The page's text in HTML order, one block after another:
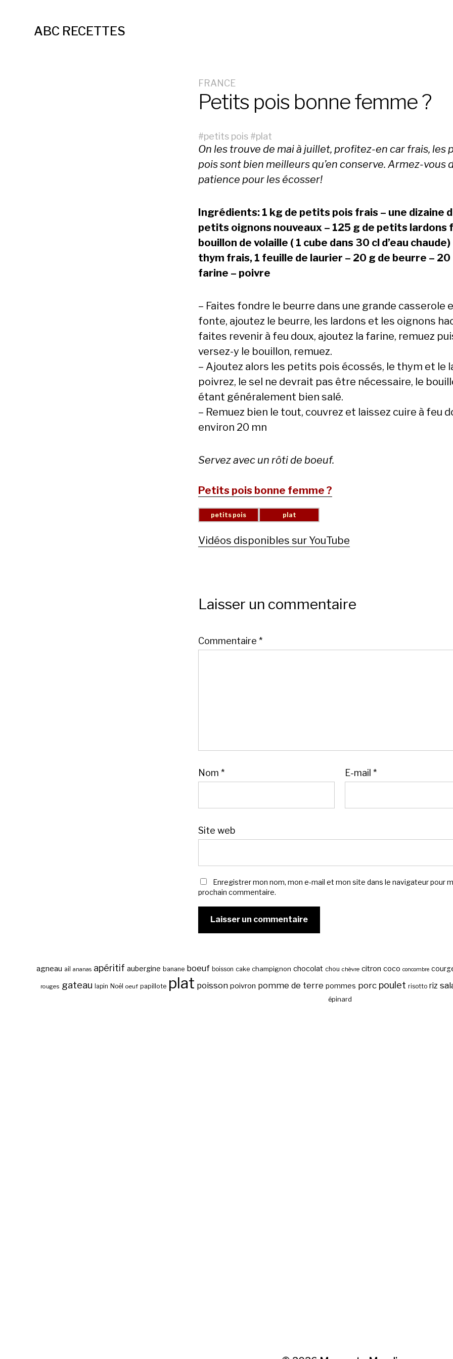
ABC RECETTES
FRANCE
Petits pois bonne femme ?
#petits pois #plat
On les trouve de mai à juillet, profitez-en car frais, les
pois sont bien meilleurs qu’en conserve. Armez-vous
patience pour les écosser!
Ingrédients: 1 kg de petits pois frais – une dizaine
petits oignons nouveaux – 125 g de petits lardons
bouillon de volaille ( 1 cube dans 30 cl d’eau chaude)
thym frais, 1 feuille de laurier – 20 g de beurre – 20
farine – poivre
– Faites fondre le beurre dans une grande casserole
fonte, ajoutez le beurre, les lardons et les oignons
faites revenir à feu doux, ajoutez la farine, remuez
versez-y le bouillon, remuez.
– Ajoutez alors les petits pois écossés, le thym et le
poivrez, le sel ne devrait pas être nécessaire, le
étant généralement bien salé.
– Remuez bien le tout, couvrez et laissez cuire à feu
environ 20 mn
Servez avec un rôti de boeuf.
Petits pois bonne femme ?
Vidéos disponibles sur YouTube
Laisser un commentaire
Commentaire *
Nom * E-mail *
Site web
Enregistrer mon nom, mon e-mail et mon site dans le navigateur pour
prochain commentaire.
agneau ail ananas apéritif aubergine banane boeuf boisson cake champignon chocolat chou chèvre citron coco concombre
rouges gateau lapin Noël oeuf papillote plat poisson poivron pomme de terre pommes porc poulet risotto riz
épinard